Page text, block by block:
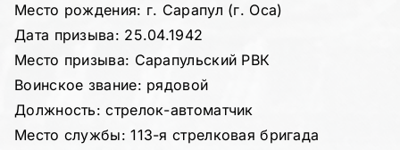
Место рождения: г. Сарапул (г. Оса)
Дата призыва: 25.04.1942
Место призыва: Сарапульский РВК
Воинское звание: рядовой
Должность: стрелок-автоматчик
Место службы: 113-я стрелковая бригада